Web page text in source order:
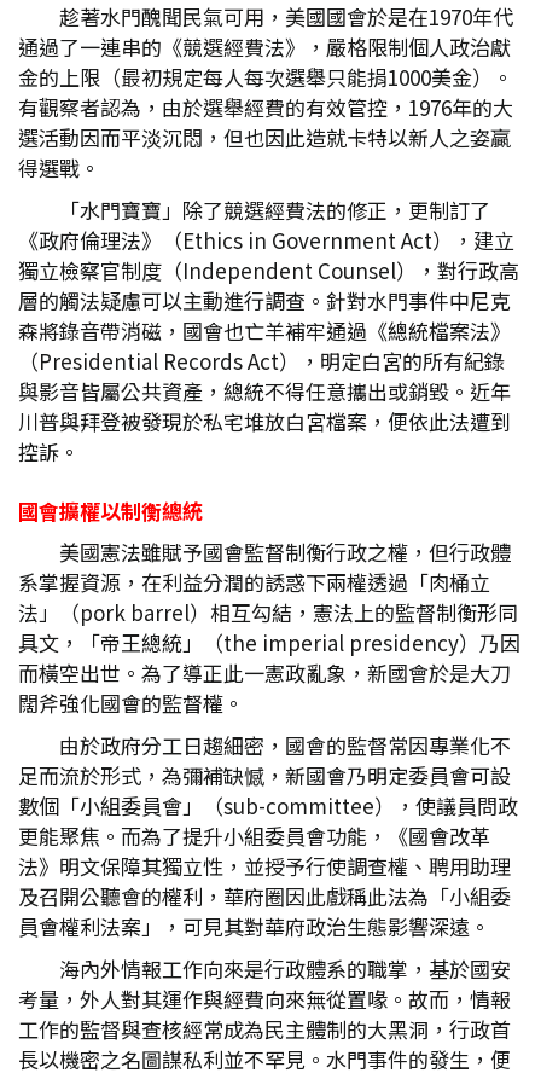
趁著水門醜聞民氣可用，美國國會於是在1970年代
通過了一連串的《競選經費法》，嚴格限制個人政治獻
金的上限（最初規定每人每次選舉只能捐1000美金）。
有觀察者認為，由於選舉經費的有效管控，1976年的大
選活動因而平淡沉悶，但也因此造就卡特以新人之姿贏
得選戰。
「水門寶寶」除了競選經費法的修正，更制訂了
《政府倫理法》（Ethics in Government Act），建立
獨立檢察官制度（Independent Counsel），對行政高
層的觸法疑慮可以主動進行調查。針對水門事件中尼克
森將錄音帶消磁，國會也亡羊補牢通過《總統檔案法》
（Presidential Records Act），明定白宮的所有紀錄
與影音皆屬公共資產，總統不得任意攜出或銷毀。近年
川普與拜登被發現於私宅堆放白宮檔案，便依此法遭到
控訴。
國會擴權以制衡總統
美國憲法雖賦予國會監督制衡行政之權，但行政體
系掌握資源，在利益分潤的誘惑下兩權透過「肉桶立
法」（pork barrel）相互勾結，憲法上的監督制衡形同
具文，「帝王總統」（the imperial presidency）乃因
而橫空出世。為了導正此一憲政亂象，新國會於是大刀
闊斧強化國會的監督權。
由於政府分工日趨細密，國會的監督常因專業化不
足而流於形式，為彌補缺憾，新國會乃明定委員會可設
數個「小組委員會」（sub-committee），使議員問政
更能聚焦。而為了提升小組委員會功能，《國會改革
法》明文保障其獨立性，並授予行使調查權、聘用助理
及召開公聽會的權利，華府圈因此戲稱此法為「小組委
員會權利法案」，可見其對華府政治生態影響深遠。
海內外情報工作向來是行政體系的職掌，基於國安
考量，外人對其運作與經費向來無從置喙。故而，情報
工作的監督與查核經常成為民主體制的大黑洞，行政首
長以機密之名圖謀私利並不罕見。水門事件的發生，便